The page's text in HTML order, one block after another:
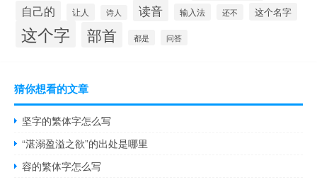
自己的 让人 诗人 读音 输入法 还不 这个名字
这个字 部首 都是 问答
猜你想看的文章
坚字的繁体字怎么写
“湛溺盈溢之欲”的出处是哪里
容的繁体字怎么写